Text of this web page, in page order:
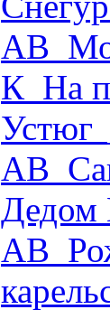
К_На
Дедом